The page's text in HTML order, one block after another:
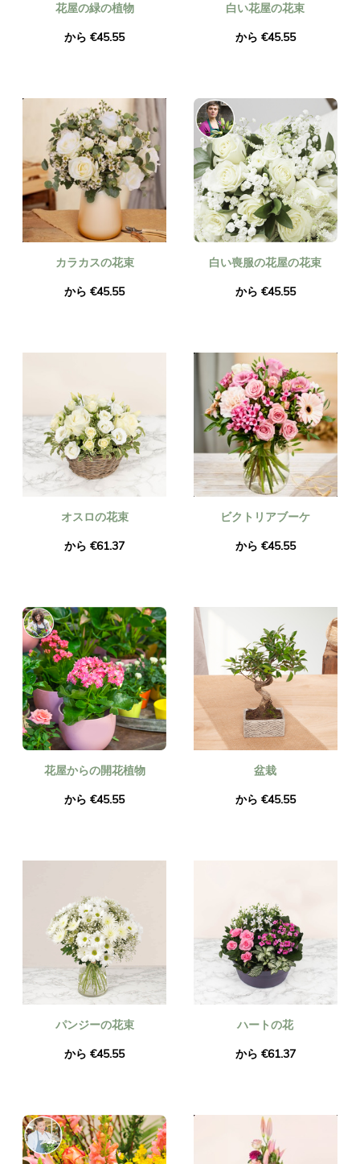
花屋の緑の植物
から €45.55
白い花屋の花束
から €45.55
カラカスの花束
から €45.55
白い喪服の花屋の花束
から €45.55
オスロの花束
から €61.37
ビクトリアブーケ
から €45.55
花屋からの開花植物
から €45.55
盆栽
から €45.55
パンジーの花束
から €45.55
ハートの花
から €61.37